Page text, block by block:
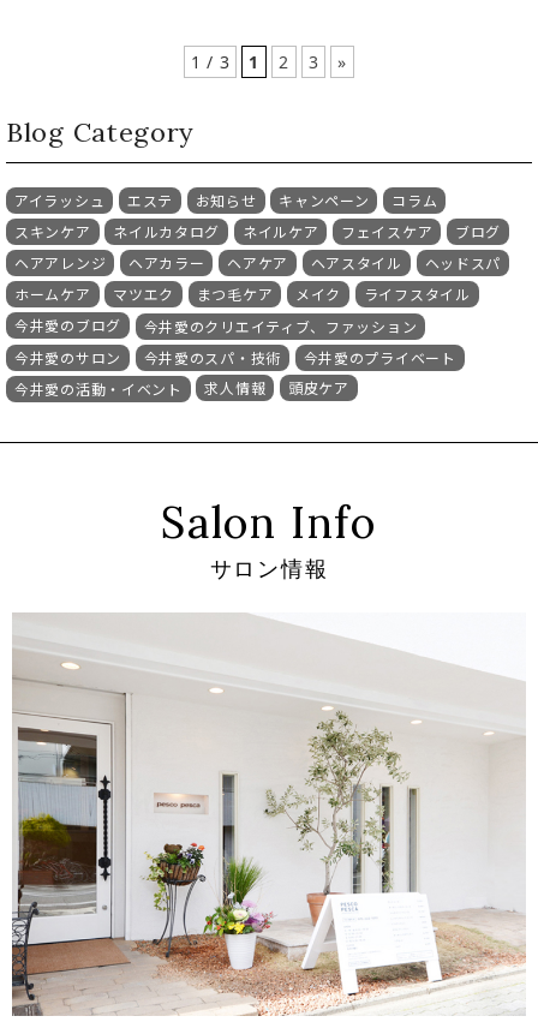
1 / 3 1 2 3 »
Blog Category
アイラッシュ エステ お知らせ キャンペーン
コラム
スキンケア
ネイルカタログ ネイルケア フェイスケア
ブログ
ヘアアレンジ
ヘアカラー ヘアケア ヘアスタイル
ヘッドスパ
ホームケア
マツエク まつ毛ケア メイク
ライフスタイル
今井愛のブログ
今井愛のクリエイティブ、ファッション
今井愛のサロン
今井愛のスパ・技術
今井愛のプライベート
今井愛の活動・イベント
求人情報 頭皮ケア
Salon Info
サロン情報